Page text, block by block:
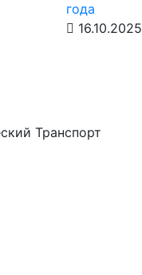
года
16.10.2025
Транспорт